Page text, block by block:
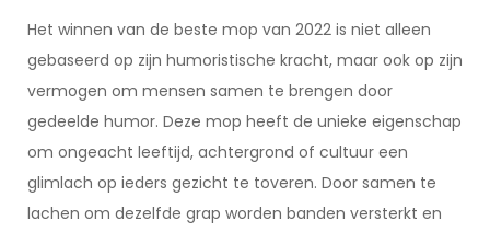
Het winnen van de beste mop van 2022 is niet alleen
gebaseerd op zijn humoristische kracht, maar ook op zijn
vermogen om mensen samen te brengen door
gedeelde humor. Deze mop heeft de unieke eigenschap
om ongeacht leeftijd, achtergrond of cultuur een
glimlach op ieders gezicht te toveren. Door samen te
lachen om dezelfde grap worden banden versterkt en